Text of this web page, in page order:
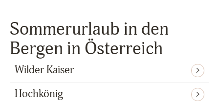
Sommerurlaub in den
Bergen in Österreich
Wilder Kaiser
Hochkönig